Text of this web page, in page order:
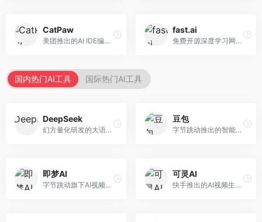
CatPaw
美团推出的AI IDE编程工具，专注于本地开发生态。面向开发者，提供智能代码补全、代码生成、项目管理等服务，本地开发体验好。
fast.ai
免费开源深度学习网站，专注于实用AI教学。面向开发者，提供免费深度学习课程、实战项目、代码库等资源，学习门槛低。
国内热门AI工具 国际热门AI工具
DeepSeek
幻方量化研发的大语言模型平台，专注于深度推理和代码生成能力。面向开发者、研究人员和技术爱好者，提供强大的逻辑推理和数学计算功能，开源生态完善，API接口友好。
豆包
字节跳动推出的智能对话助手平台，提供文本创作、知识问答、英语学习等多种AI服务。面向普通用户和内容创作者，支持多轮对话和文件解析，免费使用，响应速度快，中文理解能力强。
即梦AI
字节跳动旗下AI视频创作平台，支持多模态内容生成。面向内容创作者和营销人员，提供文生视频、图生视频、智能剪辑等功能，中文理解能力强，创作效率高。
可灵AI
快手推出的AI视频生成平台，支持文生视频和图生视频，可生成长达2分钟的高质量视频内容。面向短视频创作者和营销人员，操作简便，生成效果逼真，适合商业推广和创意表达。